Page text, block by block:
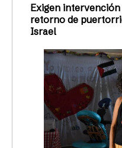
Exigen
retorno de
Israel